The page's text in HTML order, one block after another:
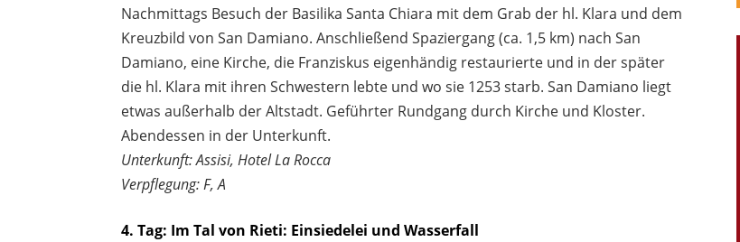
Nachmittags Besuch der Basilika Santa Chiara mit dem Grab der hl. Klara und dem
Kreuzbild von San Damiano. Anschließend Spaziergang (ca. 1,5 km) nach San
Damiano, eine Kirche, die Franziskus eigenhändig restaurierte und in der später
die hl. Klara mit ihren Schwestern lebte und wo sie 1253 starb. San Damiano liegt
etwas außerhalb der Altstadt. Geführter Rundgang durch Kirche und Kloster.
Abendessen in der Unterkunft.
Unterkunft: Assisi, Hotel La Rocca
Verpflegung: F, A
4. Tag: Im Tal von Rieti: Einsiedelei und Wasserfall